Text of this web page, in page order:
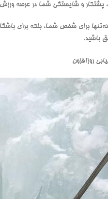
پشتکار و شایستگی شما در عرصه
برای شخص شما، بلکه برای
باشید.
روزافزون